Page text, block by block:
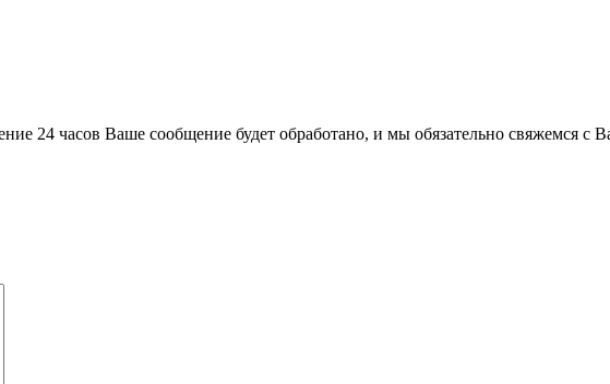
24 часов Ваше сообщение будет обработано, и мы обязательно свяжемся с